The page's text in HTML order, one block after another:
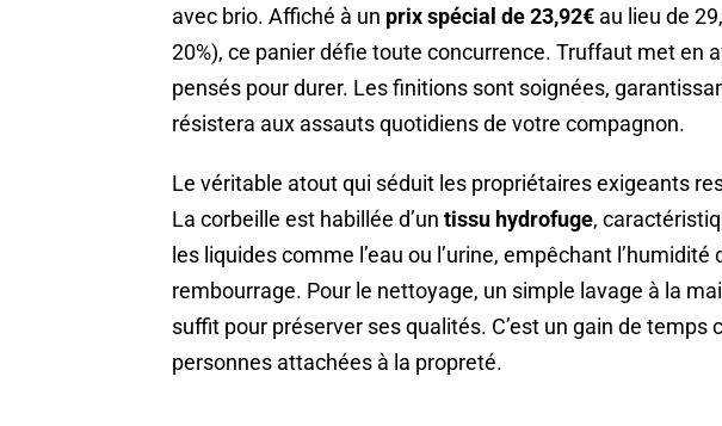
avec brio. Affiché à un prix spécial de 23,92€ au lieu de
20%), ce panier défie toute concurrence. Truffaut met en
pensés pour durer. Les finitions sont soignées,
résistera aux assauts quotidiens de votre compagnon.
Le véritable atout qui séduit les propriétaires exigeants
La corbeille est habillée d’un tissu hydrofuge,
les liquides comme l’eau ou l’urine, empêchant l’humidité
rembourrage. Pour le nettoyage, un simple lavage à la
suffit pour préserver ses qualités. C’est un gain de temps
personnes attachées à la propreté.